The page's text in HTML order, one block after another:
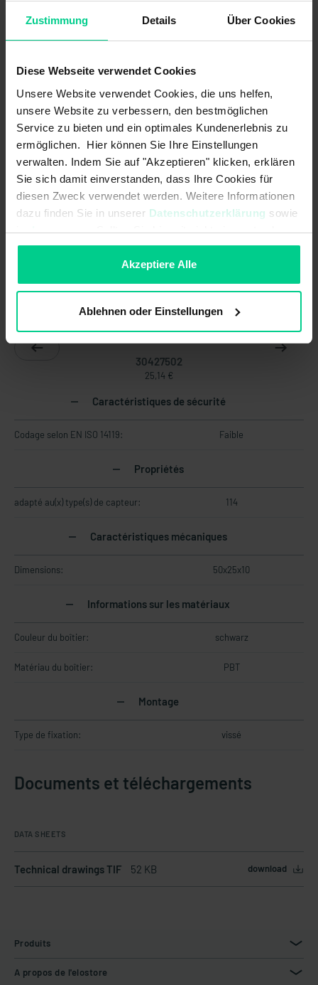
Zustimmung Details Über Cookies
Diese Webseite verwendet Cookies
Unsere Website verwendet Cookies, die uns helfen,
unsere Website zu verbessern, den bestmöglichen
Service zu bieten und ein optimales Kundenerlebnis zu
ermöglichen. Hier können Sie Ihre Einstellungen
verwalten. Indem Sie auf "Akzeptieren" klicken, erklären
Sie sich damit einverstanden, dass Ihre Cookies für
diesen Zweck verwendet werden. Weitere Informationen
dazu finden Sie in unserer Datenschutzerklärung sowie
imImpressum. Sollten Sie hiermit nicht einverstanden
sein, können Sie die Verwendung von Cookies hier
Akzeptiere Alle
Ablehnen oder Einstellungen
dépasser les fentes d'ouverture de couvercle maximales
correspondant à la machine
Caractéristiques du produit
Actionneurs standard ou renforcés disponibles pour de plus
grandes distances de commutation
Formes et matériaux pour les applications les plus diverses
Encastrement caché possible
Versions aseptiques
Données techniques
30427502
25,14 €
Caractéristiques de sécurité
Codage selon EN ISO 14119: Faible
Propriétés
adapté au(x) type(s) de capteur: 114
Caractéristiques mécaniques
Dimensions: 50x25x10
Informations sur les matériaux
Couleur du boîtier: schwarz
Matériau du boîtier: PBT
Montage
Type de fixation: vissé
Documents et téléchargements
DATA SHEETS
Technical drawings TIF 52 KB download
Produits
A propos de l'elostore